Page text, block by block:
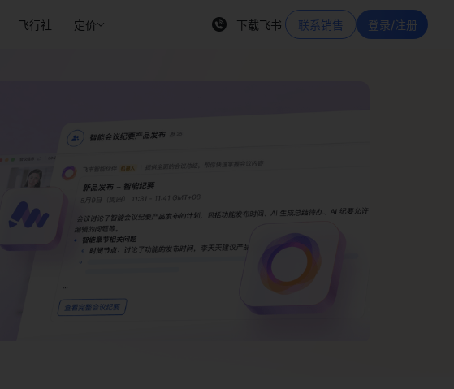
飞行社 定价 下载飞书 联系销售 登录/注册